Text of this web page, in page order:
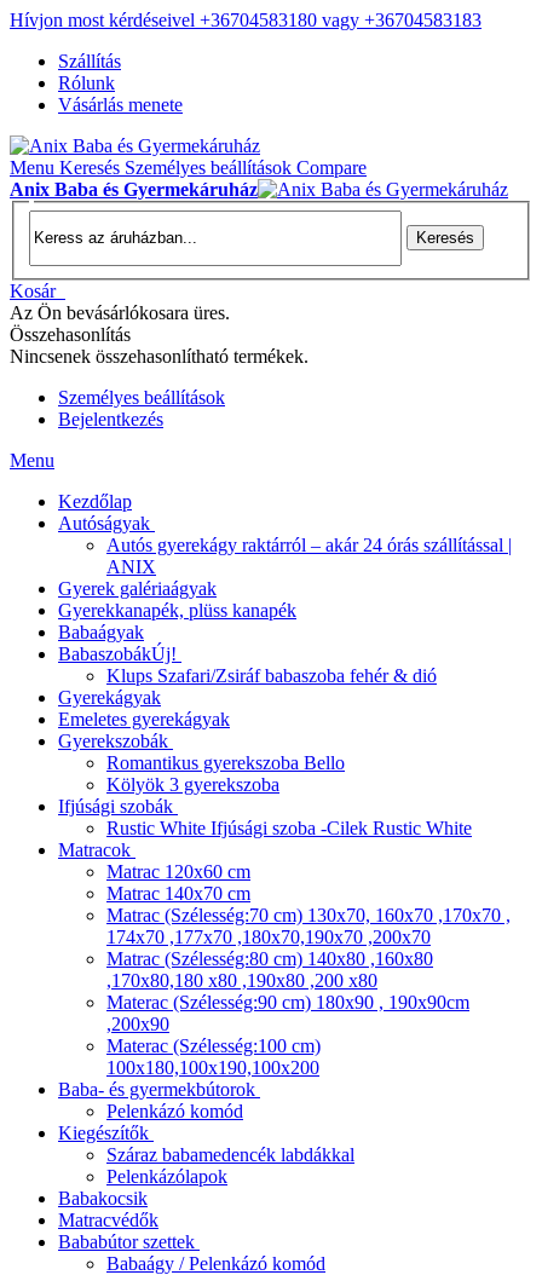
Hívjon most kérdéseivel +36704583180 vagy +36704583183
Szállítás
Rólunk
Vásárlás menete
Menu Keresés Személyes beállítások Compare
Anix Baba és Gyermekáruház
Keresés
Kosár
Az Ön bevásárlókosara üres.
Összehasonlítás
Nincsenek összehasonlítható termékek.
Személyes beállítások
Bejelentkezés
Menu
Kezdőlap
Autóságyak
Autós gyerekágy raktárról – akár 24 órás szállítással |
ANIX
Gyerek galériaágyak
Gyerekkanapék, plüss kanapék
Babaágyak
BabaszobákÚj!
Klups Szafari/Zsiráf babaszoba fehér & dió
Gyerekágyak
Emeletes gyerekágyak
Gyerekszobák
Romantikus gyerekszoba Bello
Kölyök 3 gyerekszoba
Ifjúsági szobák
Rustic White Ifjúsági szoba -Cilek Rustic White
Matracok
Matrac 120x60 cm
Matrac 140x70 cm
Matrac (Szélesség:70 cm) 130x70, 160x70 ,170x70 ,
174x70 ,177x70 ,180x70,190x70 ,200x70
Matrac (Szélesség:80 cm) 140x80 ,160x80
,170x80,180 x80 ,190x80 ,200 x80
Materac (Szélesség:90 cm) 180x90 , 190x90cm
,200x90
Materac (Szélesség:100 cm)
100x180,100x190,100x200
Baba- és gyermekbútorok
Pelenkázó komód
Kiegészítők
Száraz babamedencék labdákkal
Pelenkázólapok
Babakocsik
Matracvédők
Bababútor szettek
Babaágy / Pelenkázó komód